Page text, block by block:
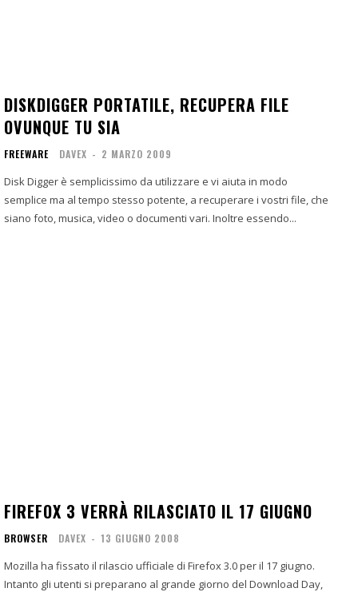
DISKDIGGER PORTATILE, RECUPERA FILE
OVUNQUE TU SIA
FREEWARE DAVEX - 2 MARZO 2009
Disk Digger è semplicissimo da utilizzare e vi aiuta in modo
semplice ma al tempo stesso potente, a recuperare i vostri file, che
siano foto, musica, video o documenti vari. Inoltre essendo...
FIREFOX 3 VERRÀ RILASCIATO IL 17 GIUGNO
BROWSER DAVEX - 13 GIUGNO 2008
Mozilla ha fissato il rilascio ufficiale di Firefox 3.0 per il 17 giugno.
Intanto gli utenti si preparano al grande giorno del Download Day,